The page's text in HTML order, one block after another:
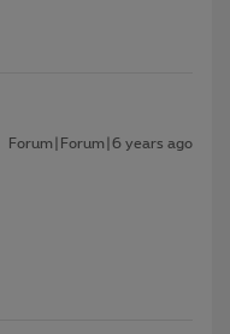
Forum|Forum|6 years ago